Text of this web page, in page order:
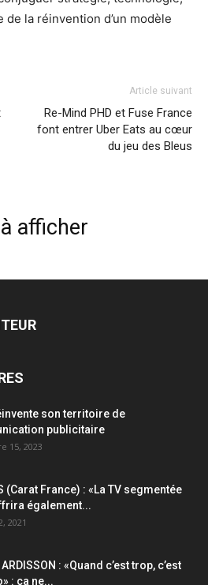
la réinvention d’un modèle
Article suivant
Re-Mind PHD et Fuse France
font entrer Uber Eats au cœur
du jeu des Bleus
afficher
son territoire de
publicitaire
15, 2023
(Carat France) : «La TV segmentée
également...
2021
: «Quand c’est trop, c’est
: ça ne...